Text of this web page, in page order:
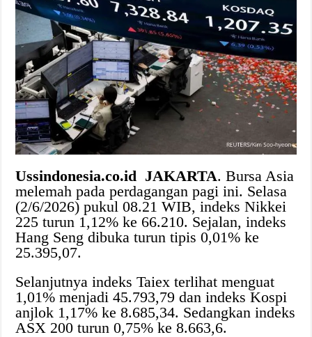
Ussindonesia.co.id JAKARTA. Bursa Asia
melemah pada perdagangan pagi ini. Selasa
(2/6/2026) pukul 08.21 WIB, indeks Nikkei
225 turun 1,12% ke 66.210. Sejalan, indeks
Hang Seng dibuka turun tipis 0,01% ke
25.395,07.
Selanjutnya indeks Taiex terlihat menguat
1,01% menjadi 45.793,79 dan indeks Kospi
anjlok 1,17% ke 8.685,34. Sedangkan indeks
ASX 200 turun 0,75% ke 8.663,6.